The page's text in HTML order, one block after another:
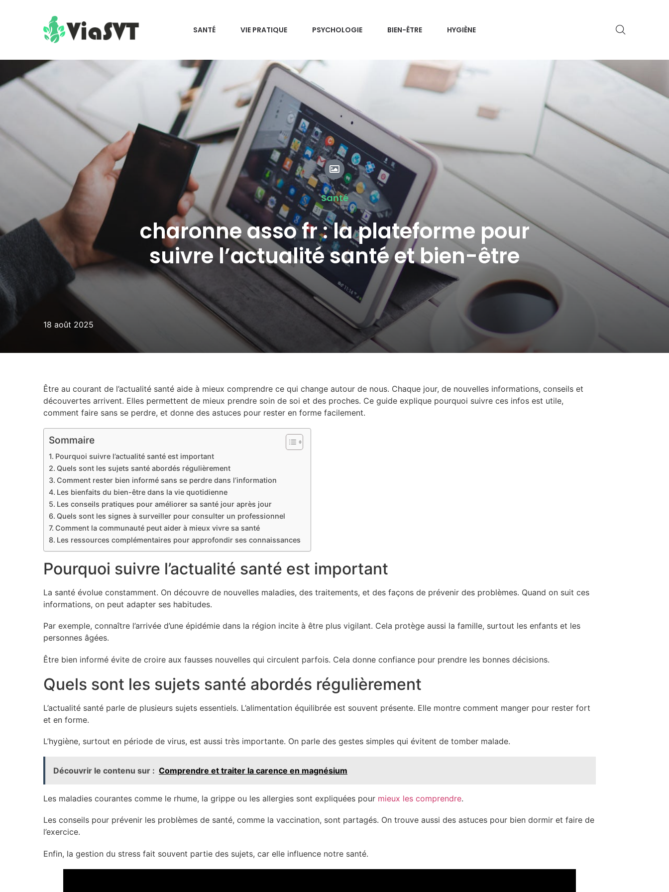
SANTÉ VIE PRATIQUE PSYCHOLOGIE BIEN-ÊTRE HYGIÈNE
Santé
charonne asso fr : la plateforme pour
suivre l’actualité santé et bien-être
18 août 2025
Être au courant de l’actualité santé aide à mieux comprendre ce qui change autour de nous. Chaque jour, de nouvelles informations, conseils et
découvertes arrivent. Elles permettent de mieux prendre soin de soi et des proches. Ce guide explique pourquoi suivre ces infos est utile,
comment faire sans se perdre, et donne des astuces pour rester en forme facilement.
Sommaire
Pourquoi suivre l’actualité santé est important
Quels sont les sujets santé abordés régulièrement
Comment rester bien informé sans se perdre dans l’information
Les bienfaits du bien-être dans la vie quotidienne
Les conseils pratiques pour améliorer sa santé jour après jour
Quels sont les signes à surveiller pour consulter un professionnel
Comment la communauté peut aider à mieux vivre sa santé
Les ressources complémentaires pour approfondir ses connaissances
Pourquoi suivre l’actualité santé est important
La santé évolue constamment. On découvre de nouvelles maladies, des traitements, et des façons de prévenir des problèmes. Quand on suit ces
informations, on peut adapter ses habitudes.
Par exemple, connaître l’arrivée d’une épidémie dans la région incite à être plus vigilant. Cela protège aussi la famille, surtout les enfants et les
personnes âgées.
Être bien informé évite de croire aux fausses nouvelles qui circulent parfois. Cela donne confiance pour prendre les bonnes décisions.
Quels sont les sujets santé abordés régulièrement
L’actualité santé parle de plusieurs sujets essentiels. L’alimentation équilibrée est souvent présente. Elle montre comment manger pour rester fort
et en forme.
L’hygiène, surtout en période de virus, est aussi très importante. On parle des gestes simples qui évitent de tomber malade.
Découvrir le contenu sur : Comprendre et traiter la carence en magnésium
Les maladies courantes comme le rhume, la grippe ou les allergies sont expliquées pour mieux les comprendre.
Les conseils pour prévenir les problèmes de santé, comme la vaccination, sont partagés. On trouve aussi des astuces pour bien dormir et faire de
l’exercice.
Enfin, la gestion du stress fait souvent partie des sujets, car elle influence notre santé.